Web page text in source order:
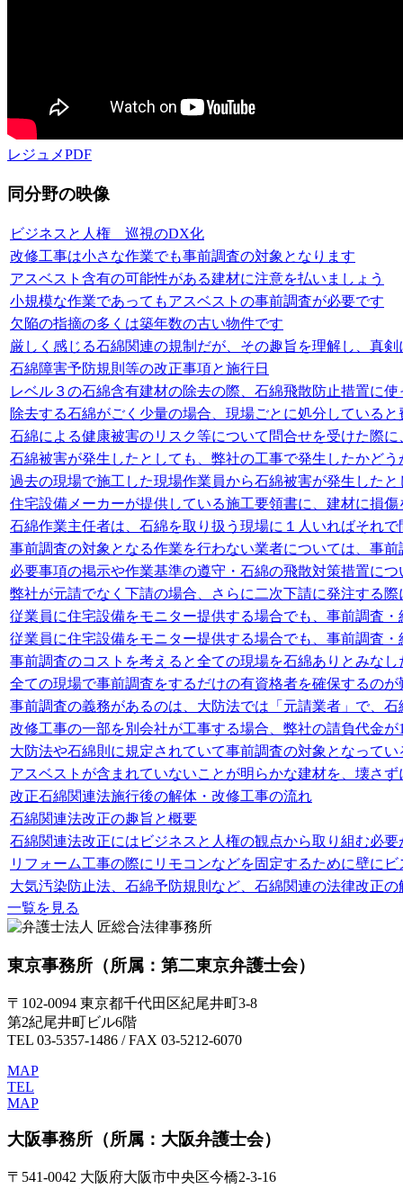
レジュメPDF
同分野の映像
ビジネスと人権 巡視のDX化
改修工事は小さな作業でも事前調査の対象となります
アスベスト含有の可能性がある建材に注意を払いましょう
小規模な作業であってもアスベストの事前調査が必要です
欠陥の指摘の多くは築年数の古い物件です
厳しく感じる石綿関連の規制だが、その趣旨を理解し、真剣
石綿障害予防規則等の改正事項と施行日
レベル３の石綿含有建材の除去の際、石綿飛散防止措置に
除去する石綿がごく少量の場合、現場ごとに処分している
石綿による健康被害のリスク等について問合せを受けた際
石綿被害が発生したとしても、弊社の工事で発生したかど
過去の現場で施工した現場作業員から石綿被害が発生した
住宅設備メーカーが提供している施工要領書に、建材に損
石綿作業主任者は、石綿を取り扱う現場に１人いればそれで
事前調査の対象となる作業を行わない業者については、事
必要事項の掲示や作業基準の遵守・石綿の飛散対策措置に
弊社が元請でなく下請の場合、さらに二次下請に発注する
従業員に住宅設備をモニター提供する場合でも、事前調査
従業員に住宅設備をモニター提供する場合でも、事前調査
事前調査のコストを考えると全ての現場を石綿ありとみな
全ての現場で事前調査をするだけの有資格者を確保するの
事前調査の義務があるのは、大防法では「元請業者」で、
改修工事の一部を別会社が工事する場合、弊社の請負代金
大防法や石綿則に規定されていて事前調査の対象となって
アスベストが含まれていないことが明らかな建材を、壊さ
改正石綿関連法施行後の解体・改修工事の流れ
石綿関連法改正の趣旨と概要
石綿関連法改正にはビジネスと人権の観点から取り組む必要
リフォーム工事の際にリモコンなどを固定するために壁に
大気汚染防止法、石綿予防規則など、石綿関連の法律改正の
一覧を見る
東京事務所 （所属：第二東京弁護士会）
〒102-0094 東京都千代田区紀尾井町3-8
第2紀尾井町ビル6階
TEL 03-5357-1486 / FAX 03-5212-6070
MAP
TEL
MAP
大阪事務所 （所属：大阪弁護士会）
〒541-0042 大阪府大阪市中央区今橋2-3-16